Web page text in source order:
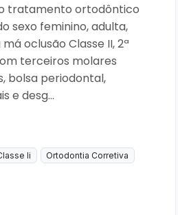
tratamento ortodôntico
sexo feminino, adulta,
oclusão Classe II, 2ª
terceiros molares
bolsa periodontal,
e desg...
Ii
Ortodontia Corretiva